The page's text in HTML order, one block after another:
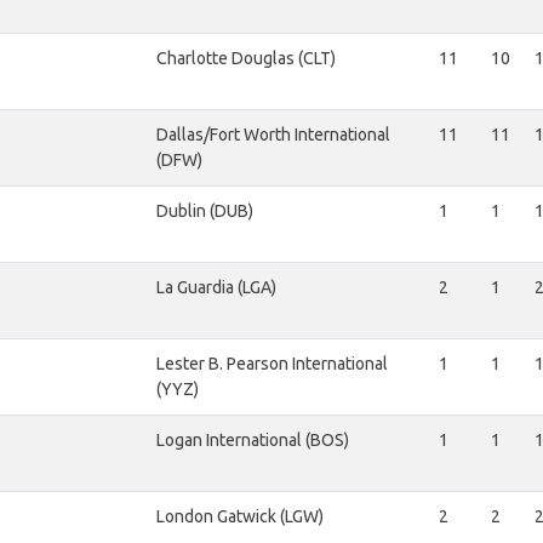
Charlotte Douglas (CLT) 11 10
Dallas/Fort Worth International
(DFW)
11 11
Dublin (DUB) 1 1 1
La Guardia (LGA) 2 1 2
Lester B. Pearson International
(YYZ)
1 1 1
Logan International (BOS) 1 1 1
London Gatwick (LGW) 2 2 2